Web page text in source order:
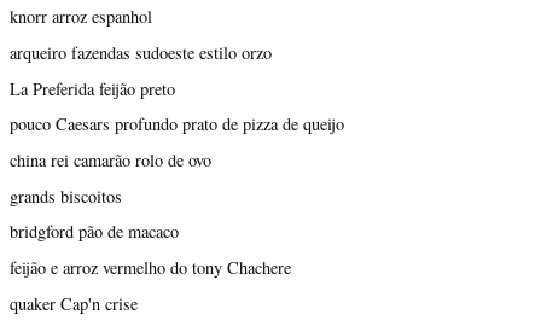
knorr arroz espanhol
arqueiro fazendas sudoeste estilo orzo
La Preferida feijão preto
pouco Caesars profundo prato de pizza de queijo
china rei camarão rolo de ovo
grands biscoitos
bridgford pão de macaco
feijão e arroz vermelho do tony Chachere
quaker Cap'n crise